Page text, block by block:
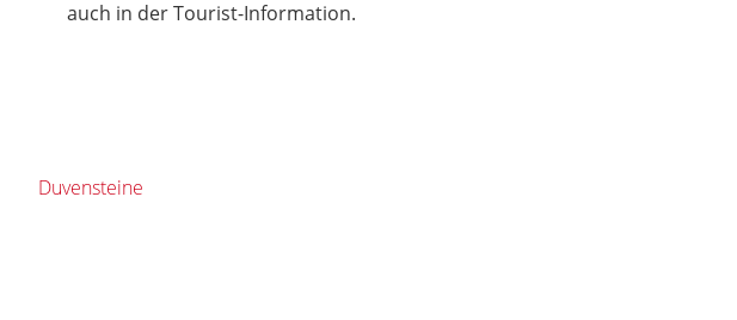
auch in der Tourist-Information.
Duvensteine